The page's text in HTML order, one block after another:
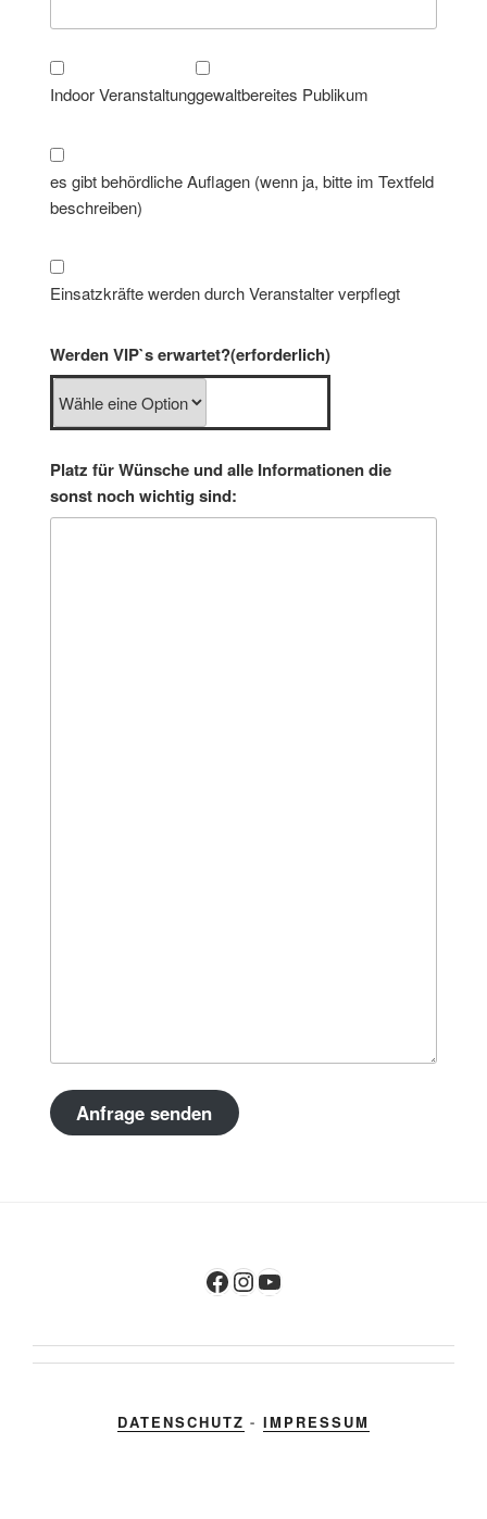
Indoor Veranstaltunggewaltbereites Publikum
es gibt behördliche Auflagen (wenn ja, bitte im Textfeld
beschreiben)
Einsatzkräfte werden durch Veranstalter verpflegt
Werden VIP`s erwartet?(erforderlich)
Platz für Wünsche und alle Informationen die
sonst noch wichtig sind:
Anfrage senden
Facebook
Instagram
YouTube
DATENSCHUTZ -IMPRESSUM